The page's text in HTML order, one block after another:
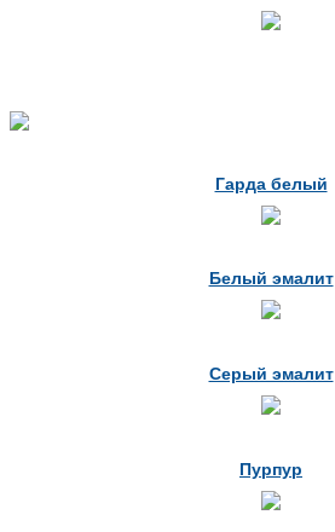
Гарда белый
Белый эмалит
Серый эмалит
Пурпур